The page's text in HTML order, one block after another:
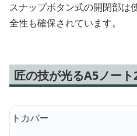
スナップボタン式の開閉部は
全性も確保されています。
匠の技が光るA5ノー